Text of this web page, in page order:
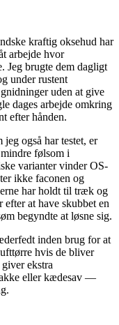
kraftig oksehud har
arbejde hvor
Jeg brugte dem dagligt
under rustent
uden at give
dages arbejde omkring
efter hånden.
jeg også har testet, er
følsom i
varianter vinder OS-
ikke faconen og
har holdt til træk og
efter at have skubbet en
begyndte at løsne sig.
inden brug for at
hvis de bliver
ekstra
eller kædesav —